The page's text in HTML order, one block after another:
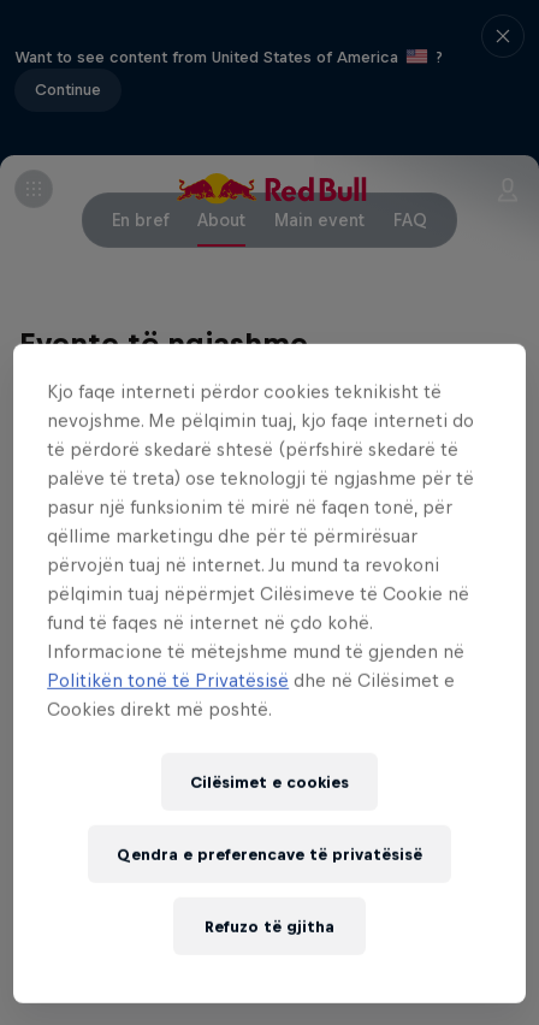
Want to see content from United States of America
?
Continue
En bref About Main event FAQ
Evente të ngjashme
Red Bull Reshuffle
Austria Center Vienna, Austria
Kjo faqe interneti përdor cookies teknikisht të
nevojshme. Me pëlqimin tuaj, kjo faqe interneti do
të përdorë skedarë shtesë (përfshirë skedarë të
palëve të treta) ose teknologji të ngjashme për të
pasur një funksionim të mirë në faqen tonë, për
qëllime marketingu dhe për të përmirësuar
përvojën tuaj në internet. Ju mund ta revokoni
pëlqimin tuaj nëpërmjet Cilësimeve të Cookie në
fund të faqes në internet në çdo kohë.
Informacione të mëtejshme mund të gjenden në
Politikën tonë të Privatësisë dhe në Cilësimet e
Cookies direkt më poshtë.
Cilësimet e cookies
Refuzo të gjitha
Qendra e preferencave të privatësisë